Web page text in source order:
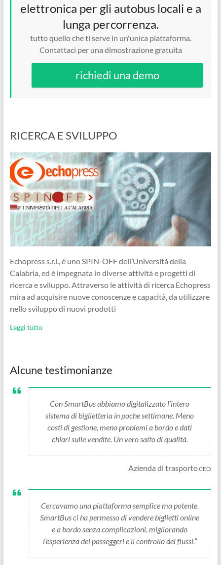
elettronica per gli autobus locali e a
lunga percorrenza.
tutto quello che ti serve in un'unica piattaforma.
Contattaci per una dimostrazione gratuita
richiedi una demo
RICERCA E SVILUPPO
Echopress s.r.l., è uno SPIN-OFF dell’Università della
Calabria, ed è impegnata in diverse attività e progetti di
ricerca e sviluppo. Attraverso le attività di ricerca Echopress
mira ad acquisire nuove conoscenze e capacità, da utilizzare
nello sviluppo di nuovi prodotti
Leggi tutto
Alcune testimonianze
Con SmartBus abbiamo digitalizzato l’intero
sistema di biglietteria in poche settimane. Meno
costi di gestione, meno problemi a bordo e dati
chiari sulle vendite. Un vero salto di qualità.
Azienda di trasportoCEO
Cercavamo una piattaforma semplice ma potente.
SmartBus ci ha permesso di vendere biglietti online
e a bordo senza complicazioni, migliorando
l’esperienza dei passeggeri e il controllo dei flussi.”